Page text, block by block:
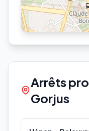
Arrêts
Gorjus